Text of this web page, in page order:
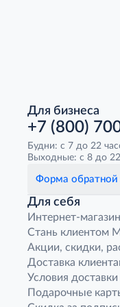
Для бизнеса
+7 (800)
Будни: с 7 до 22
Выходные: с 8 до
Форма обратной
Для себя
Интернет-магазин
Стань клиентом
Акции, скидки,
Доставка
Условия доставки
Подарочные